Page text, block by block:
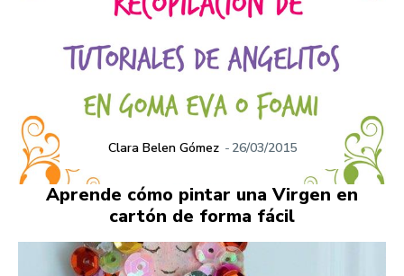
Clara Belen Gómez - 26/03/2015
Aprende cómo pintar una Virgen en
cartón de forma fácil